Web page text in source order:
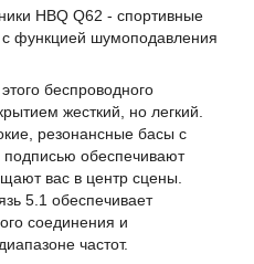
HBQ Q62 - спортивные
функцией шумоподавления
беспроводного
жесткий, но легкий.
резонансные басы с
подписью обеспечивают
вас в центр сцены.
5.1 обеспечивает
соединения и
частот.